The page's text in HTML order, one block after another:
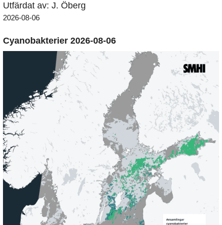
Utfärdat av: J. Öberg
2026-08-06
Cyanobakterier 2026-08-06